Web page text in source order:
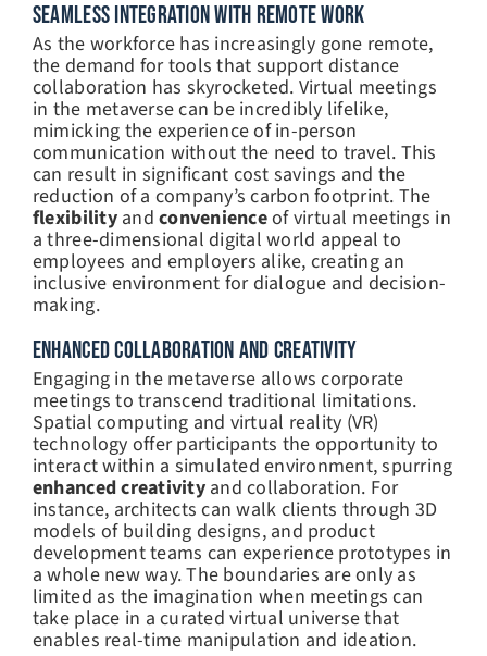
SEAMLESS INTEGRATION WITH REMOTE WORK
As the workforce has increasingly gone remote,
the demand for tools that support distance
collaboration has skyrocketed. Virtual meetings
in the metaverse can be incredibly lifelike,
mimicking the experience of in-person
communication without the need to travel. This
can result in significant cost savings and the
reduction of a company’s carbon footprint. The
flexibilityandconvenienceof virtual meetings in
a three-dimensional digital world appeal to
employees and employers alike, creating an
inclusive environment for dialogue and decision-
making.
ENHANCED COLLABORATION AND CREATIVITY
Engaging in the metaverse allows corporate
meetings to transcend traditional limitations.
Spatial computing and virtual reality (VR)
technology offer participants the opportunity to
interact within a simulated environment, spurring
enhanced creativityand collaboration. For
instance, architects can walk clients through 3D
models of building designs, and product
development teams can experience prototypes in
a whole new way. The boundaries are only as
limited as the imagination when meetings can
take place in a curated virtual universe that
enables real-time manipulation and ideation.